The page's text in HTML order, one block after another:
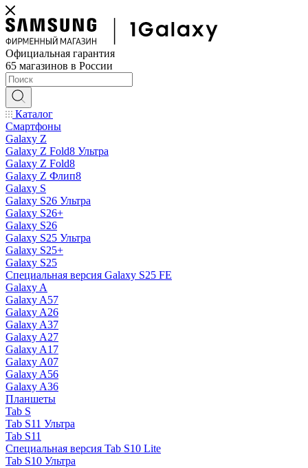
Официальная гарантия
65 магазинов в России
Каталог
Смартфоны
Galaxy Z
Galaxy Z Fold8 Ультра
Galaxy Z Fold8
Galaxy Z Флип8
Galaxy S
Galaxy S26 Ультра
Galaxy S26+
Galaxy S26
Galaxy S25 Ультра
Galaxy S25+
Galaxy S25
Специальная версия Galaxy S25 FE
Galaxy A
Galaxy A57
Galaxy A26
Galaxy A37
Galaxy A27
Galaxy A17
Galaxy A07
Galaxy A56
Galaxy A36
Планшеты
Tab S
Tab S11 Ультра
Tab S11
Специальная версия Tab S10 Lite
Tab S10 Ультра